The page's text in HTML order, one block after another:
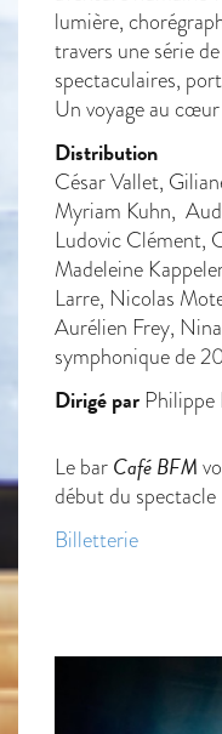
lumière,
travers une série
spectaculaires,
Un voyage au
Distribution
César Vallet,
Myriam Kuhn,
Ludovic Clément,
Madeleine
Larre, Nicolas
Aurélien Frey,
symphonique de
Dirigé par Philippe
Le bar Café BFM
début du spectacle
Billetterie